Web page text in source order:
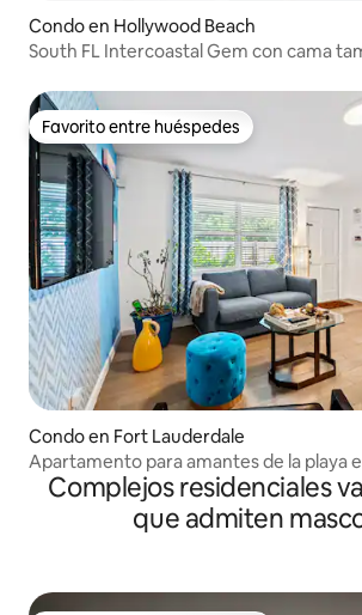
Condo en Hollywood Beach
South FL Intercoastal Gem con cama
Favorito entre huéspedes
Favorito entre huéspedes
Condo en Fort Lauderdale
Apartamento para amantes de la playa
Lauderdale
Complejos residenciales
que admiten